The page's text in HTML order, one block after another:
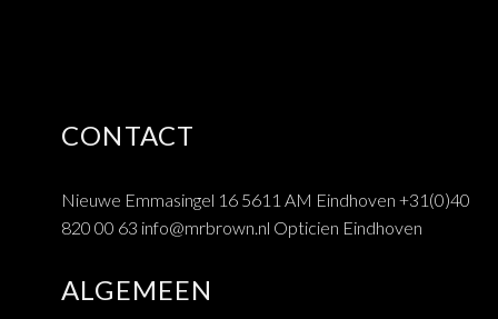
CONTACT
Nieuwe Emmasingel 16 5611 AM Eindhoven +31(0)40
820 00 63 info@mrbrown.nl Opticien Eindhoven
ALGEMEEN